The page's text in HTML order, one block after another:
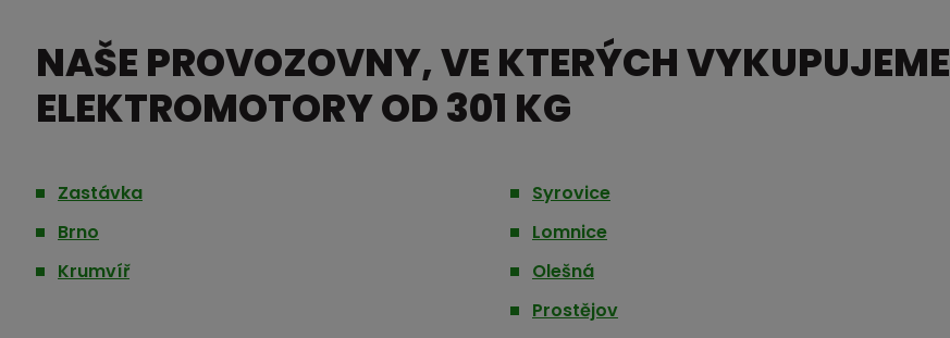
NAŠE PROVOZOVNY, VE KTERÝCH VYKUPUJEME
ELEKTROMOTORY OD 301 KG
Zastávka
Brno
Krumvíř
Syrovice
Lomnice
Olešná
Prostějov